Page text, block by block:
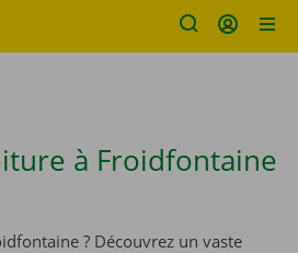
à Froidfontaine
? Découvrez un vaste